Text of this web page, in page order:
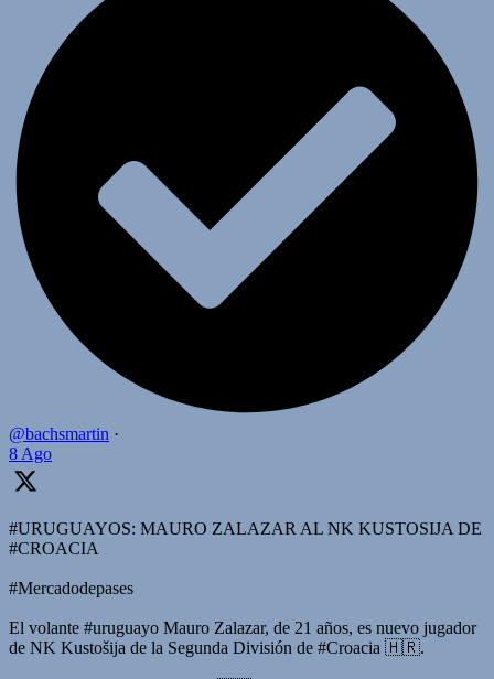
@bachsmartin ·
8 Ago
#URUGUAYOS: MAURO ZALAZAR AL NK KUSTOSIJA DE
#CROACIA
#Mercadodepases
El volante #uruguayo Mauro Zalazar, de 21 años, es nuevo jugador
de NK Kustošija de la Segunda División de #Croacia 🇭🇷.